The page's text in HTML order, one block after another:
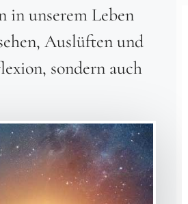
in unserem Leben
Auslüften und
sondern auch